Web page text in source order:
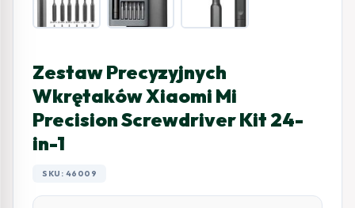
Zestaw Precyzyjnych
Wkrętaków Xiaomi Mi
Precision Screwdriver Kit 24-
in-1
SKU: 46009